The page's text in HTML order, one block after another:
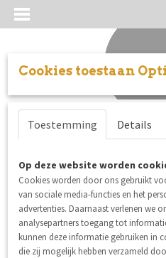
Inloggen Registreren
Cookies toestaan
Toestemming Details
Op deze website worden
Cookies worden door ons gebruikt
van sociale media-functies en het
advertenties. Daarnaast verlenen we
analysepartners toegang tot
kunnen deze informatie gebruiken in
die zij mogelijk hebben verzameld